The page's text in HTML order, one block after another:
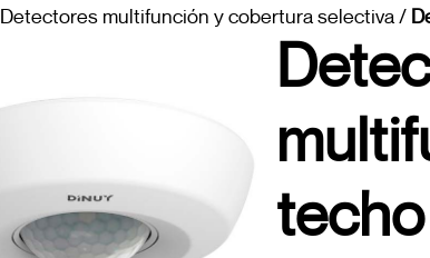
Detectores multifunción y cobertura selectiva/